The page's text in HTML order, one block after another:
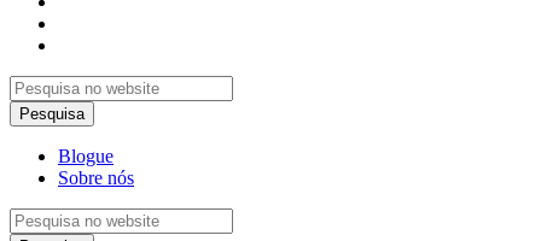
Blogue
Sobre nós